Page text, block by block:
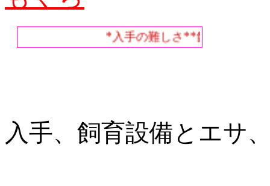
*入手の難しさ**飼育の難しさ
入手、飼育設備とエサ